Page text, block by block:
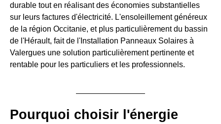
durable tout en réalisant des économies substantielles
sur leurs factures d'électricité. L'ensoleillement généreux
de la région Occitanie, et plus particulièrement du bassin
de l'Hérault, fait de l'Installation Panneaux Solaires à
Valergues une solution particulièrement pertinente et
rentable pour les particuliers et les professionnels.
Pourquoi choisir l'énergie